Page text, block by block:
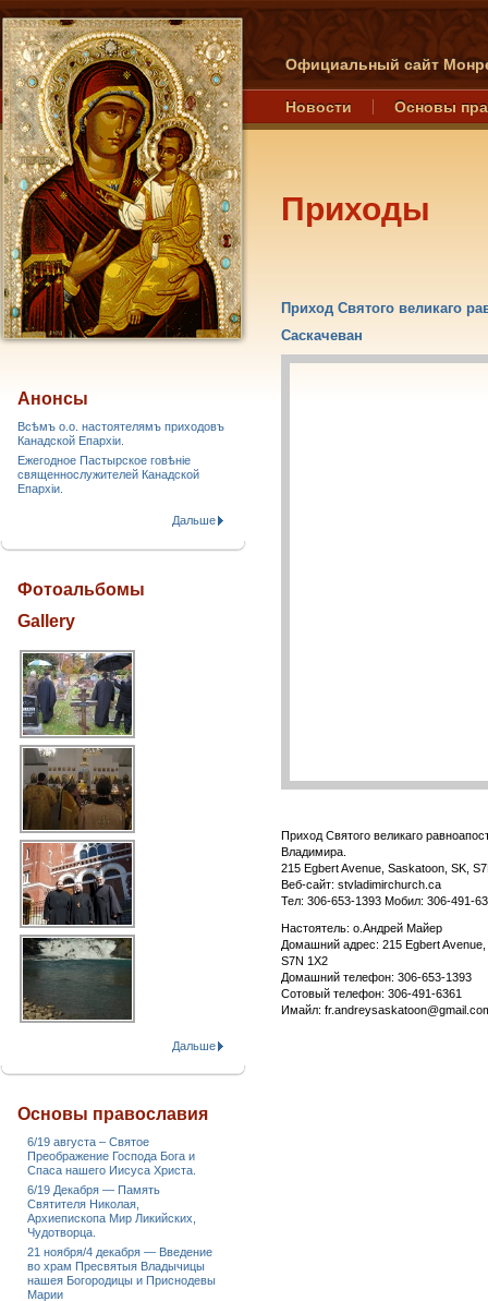
Официальный сайт
Новости Основы
Приходы
Приход Святого великаго
Саскачеван
Приход Святого великаго
Владимира.
215 Egbert Avenue, Saskatoon, SK,
Веб-сайт: stvladimirchurch.ca
Тел: 306-653-1393 Мобил: 306-491-
Настоятель: о.Андрей Майер
Домашний адрес: 215 Egbert
S7N 1X2
Домашний телефон: 306-653-1393
Сотовый телефон: 306-491-6361
Имайл:
Анонсы
Всѣмъ о.о. настоятелямъ приходовъ
Канадской Епархiи.
Ежегодное Пастырское говѣніе
священнослужителей Канадской
Епархіи.
Дальше
Фотоальбомы
Gallery
Дальше
Основы православия
6/19 августа – Святое
Преображение Господа Бога и
Спаса нашего Иисуса Христа.
6/19 Декабря — Память
Святителя Николая,
Архиепископа Мир Ликийских,
Чудотворца.
21 ноября/4 декабря — Введение
во храм Пресвятыя Владычицы
нашея Богородицы и Приснодевы
Марии